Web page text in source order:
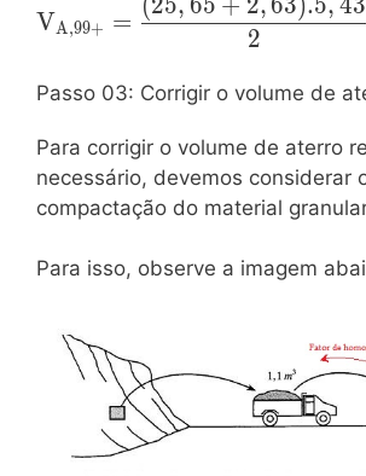
VA,99+ =
2
Passo 03: Corrigir o volume de
Para corrigir o volume de aterro
necessário, devemos considerar
compactação do material
Para isso, observe a imagem